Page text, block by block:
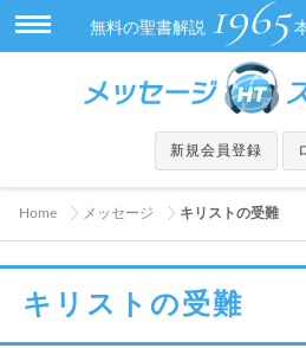
無料の聖書解説 1965
新規会員登録
Home メッセージ キリストの受難
キリストの受難